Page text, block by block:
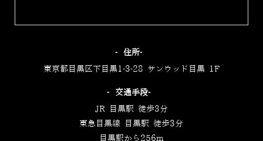
‐住所‐
東京都目黒区下目黒1-3-28 サンウッド目黒 1F
‐交通手段‐
JR 目黒駅 徒歩3分
東急目黒線 目黒駅 徒歩3分
目黒駅から256m